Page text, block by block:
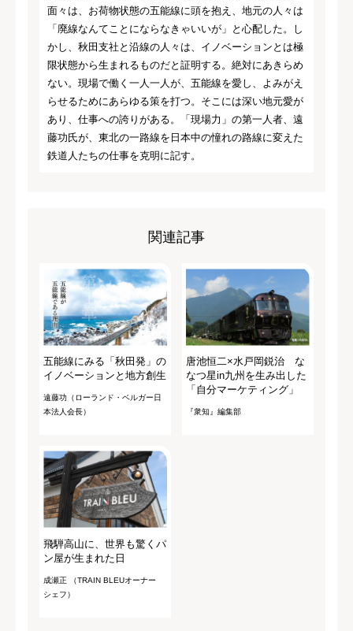
面々は、お荷物状態の五能線に頭を抱え、地元の人々は
「廃線なんてことにならなきゃいいが」と心配した。し
かし、秋田支社と沿線の人々は、イノベーションとは極
限状態から生まれるものだと証明する。絶対にあきらめ
ない。現場で働く一人一人が、五能線を愛し、よみがえ
らせるためにあらゆる策を打つ。そこには深い地元愛が
あり、仕事への誇りがある。「現場力」の第一人者、遠
藤功氏が、東北の一路線を日本中の憧れの路線に変えた
鉄道人たちの仕事を克明に記す。
関連記事
五能線にみる「秋田発」の
イノベーションと地方創生
遠藤功（ローランド・ベルガー日
本法人会長）
唐池恒二×水戸岡鋭治 な
なつ星in九州を生み出した
「自分マーケティング」
『衆知』編集部
飛騨高山に、世界も驚くパ
ン屋が生まれた日
成瀬正 （TRAIN BLEUオーナー
シェフ）